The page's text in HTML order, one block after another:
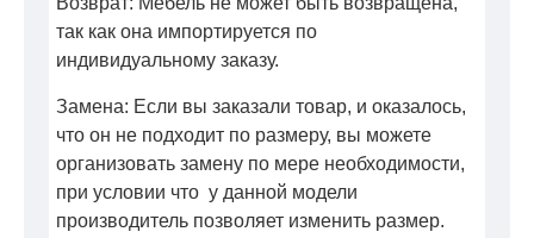
так как она импортируется по
индивидуальному заказу.
Замена: Если вы заказали товар, и оказалось,
что он не подходит по размеру, вы можете
организовать замену по мере необходимости,
при условии что у данной модели
производитель позволяет изменить размер.